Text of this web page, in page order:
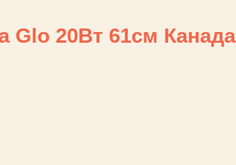
Glo 20Вт 61см Канада